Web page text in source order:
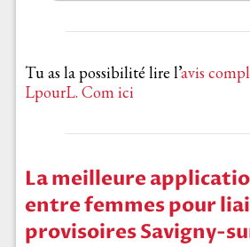
Tu as la possibilité lire l’avis
LpourL. Com ici
La meilleure
entre femmes pour
provisoires Savigny-